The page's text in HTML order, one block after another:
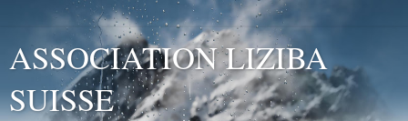
ASSOCIATION LIZIBA
SUISSE